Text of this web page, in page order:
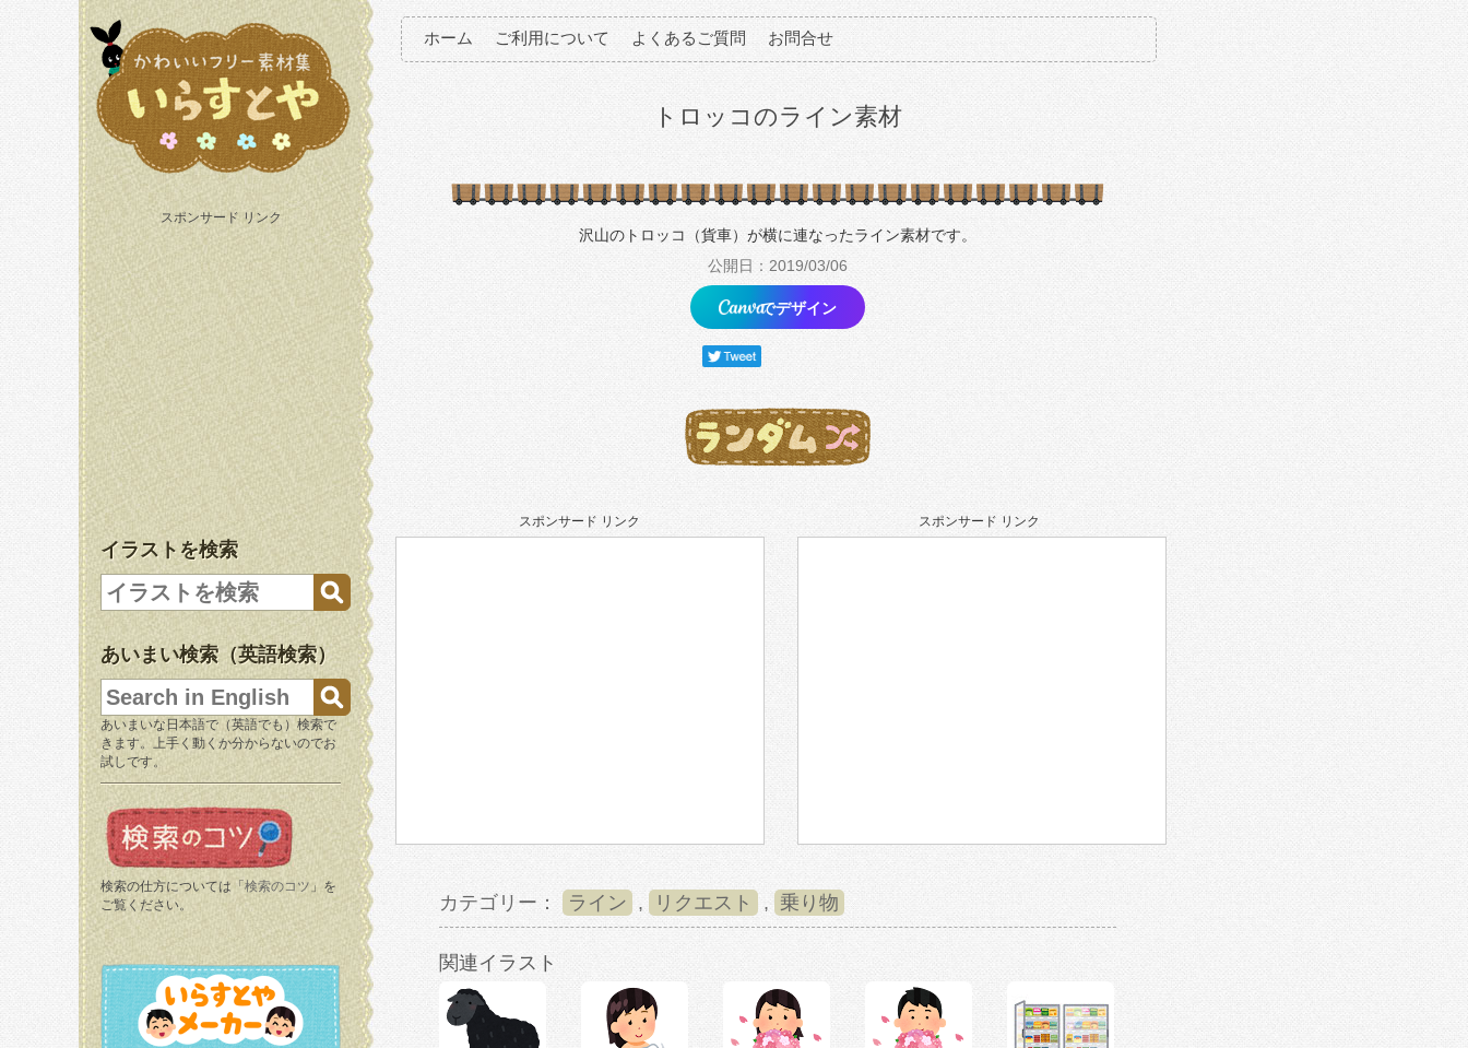
スポンサード リンク
イラストを検索
あいまい検索（英語検索）
あいまいな日本語で（英語でも）検索で
きます。上手く動くか分からないのでお
試しです。
検索の仕方については「 検索のコツ 」を
ご覧ください。
ホーム ご利用について よくあるご質問 お問合せ
トロッコのライン素材
沢山のトロッコ（貨車）が横に連なったライン素材です。
公開日：2019/03/06
でデザイン
スポンサード リンク スポンサード リンク
カテゴリー： ライン , リクエスト , 乗り物
関連イラスト